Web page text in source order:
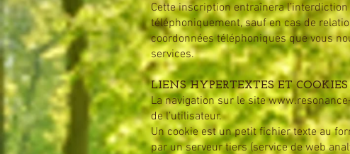
Cette inscription entraînera
téléphoniquement, sauf en cas de
coordonnées téléphoniques que vous
services.
LIENS HYPERTEXTES ET COOKIES
La navigation sur le site
de l’utilisateur.
Un cookie est un petit fichier texte au
par un serveur tiers (service de web